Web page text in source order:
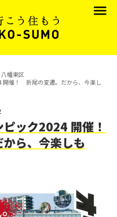
八幡東区
開催！ 折尾の変遷。だから、今楽し
ピック2024 開催！
ら、今楽しも